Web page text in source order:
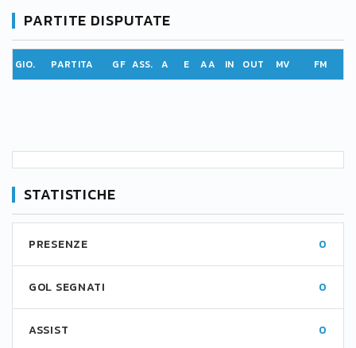
PARTITE DISPUTATE
GIO. PARTITA GF ASS. A E AA IN OUT MV FM
STATISTICHE
PRESENZE 0
GOL SEGNATI 0
ASSIST 0